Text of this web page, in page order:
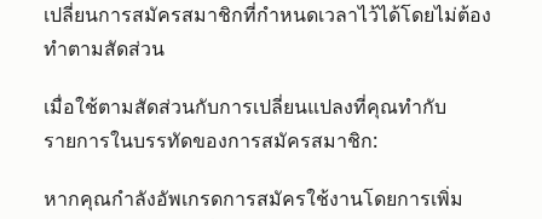
เปลี่ยนการสมัครสมาชิกที่กำหนดเวลาไว้ได้โดยไม่ต้อง
ทำตามสัดส่วน
เมื่อใช้ตามสัดส่วนกับการเปลี่ยนแปลงที่คุณทำกับ
รายการในบรรทัดของการสมัครสมาชิก:
หากคุณกำลังอัพเกรดการสมัครใช้งานโดยการเพิ่ม